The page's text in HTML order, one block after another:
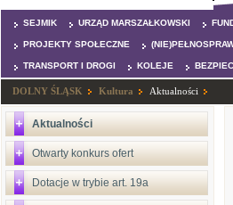
SEJMIK URZĄD MARSZAŁKOWSKI
PROJEKTY SPOŁECZNE
TRANSPORT I DROGI KOLEJE
DOLNY ŚLĄSK Kultura Aktualności
Aktualności
Otwarty konkurs ofert
Dotacje w trybie art. 19a